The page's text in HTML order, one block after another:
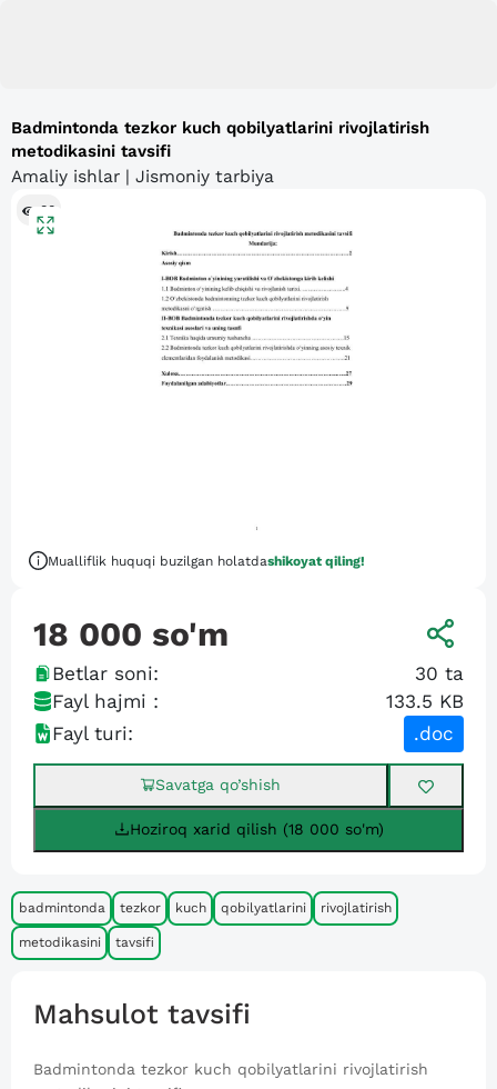
Badmintonda tezkor kuch qobilyatlarini rivojlatirish
metodikasini tavsifi
Amaliy ishlar | Jismoniy tarbiya
80
Mualliflik huquqi buzilgan holatdashikoyat qiling!
18 000 so'm
Betlar soni: 30 ta
Fayl hajmi :
133.5 KB
Fayl turi:
.doc
Savatga qo’shish
Hoziroq xarid qilish (18 000 so'm)
badmintonda tezkor kuch qobilyatlarini rivojlatirish
metodikasini tavsifi
Mahsulot tavsifi
Badmintonda tezkor kuch qobilyatlarini rivojlatirish